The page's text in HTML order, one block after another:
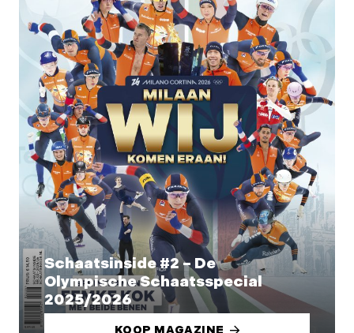
Schaatsinside #2 – De
Olympische Schaatsspecial
2025/2026